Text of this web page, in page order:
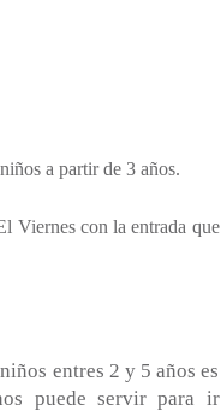
a partir de 3 años.
Viernes con la entrada que
entres 2 y 5 años es
puede servir para ir